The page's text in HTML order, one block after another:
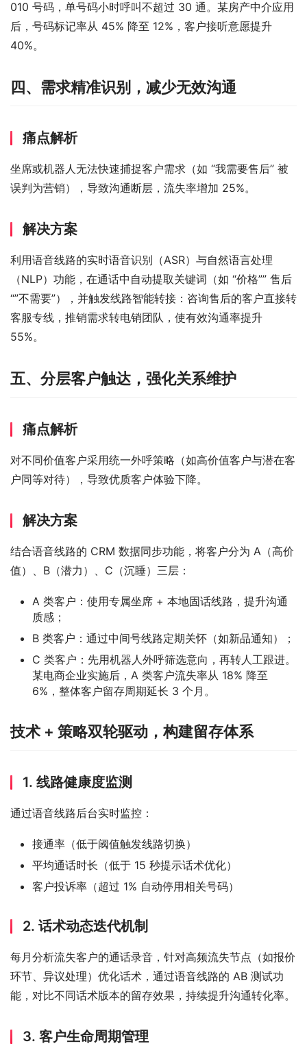
010 号码，单号码小时呼叫不超过 30 通。某房产中介应用
后，号码标记率从 45% 降至 12%，客户接听意愿提升
40%。
四、需求精准识别，减少无效沟通
痛点解析
坐席或机器人无法快速捕捉客户需求（如 “我需要售后” 被
误判为营销），导致沟通断层，流失率增加 25%。
解决方案
利用语音线路的实时语音识别（ASR）与自然语言处理
（NLP）功能，在通话中自动提取关键词（如 “价格”” 售后
“”不需要”），并触发线路智能转接：咨询售后的客户直接转
客服专线，推销需求转电销团队，使有效沟通率提升
55%。
五、分层客户触达，强化关系维护
痛点解析
对不同价值客户采用统一外呼策略（如高价值客户与潜在客
户同等对待），导致优质客户体验下降。
解决方案
结合语音线路的 CRM 数据同步功能，将客户分为 A（高价
值）、B（潜力）、C（沉睡）三层：
A 类客户：使用专属坐席 + 本地固话线路，提升沟通
质感；
B 类客户：通过中间号线路定期关怀（如新品通知）；
C 类客户：先用机器人外呼筛选意向，再转人工跟进。
某电商企业实施后，A 类客户流失率从 18% 降至
6%，整体客户留存周期延长 3 个月。
技术 + 策略双轮驱动，构建留存体系
1. 线路健康度监测
通过语音线路后台实时监控：
接通率（低于阈值触发线路切换）
平均通话时长（低于 15 秒提示话术优化）
客户投诉率（超过 1% 自动停用相关号码）
2. 话术动态迭代机制
每月分析流失客户的通话录音，针对高频流失节点（如报价
环节、异议处理）优化话术，通过语音线路的 AB 测试功
能，对比不同话术版本的留存效果，持续提升沟通转化率。
3. 客户生命周期管理